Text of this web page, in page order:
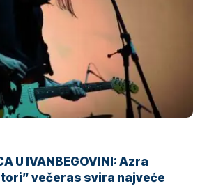
U IVANBEGOVINI: Azra
večeras svira najveće